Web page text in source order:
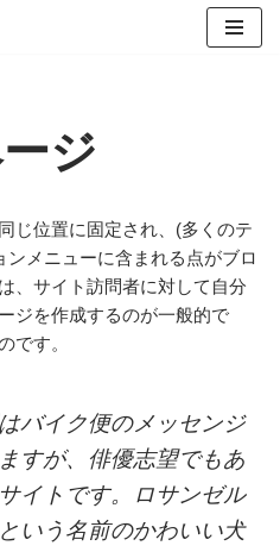
ジ
じ位置に固定され、(多くのテ
メニューに含まれる点がブロ
、サイト訪問者に対して自分
ジを作成するのが一般的で
です。
バイク便のメッセンジ
すが、俳優志望でもあ
イトです。ロサンゼル
いう名前のかわいい犬